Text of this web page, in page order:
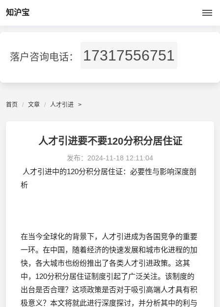
知沪宝
落户咨询电话： 17317556751
首页 文章 人才引进 >
人才引进要不要120分积分居住证
发布： 2024-11-18 12:11:04
人才引进中的120分积分居住证：必要性与影响深度剖
析
在当今全球化的背景下，人才引进成为各国竞争的重要
一环。在中国，随着经济的快速发展和城市化进程的加
快，各大城市也纷纷推出了各类人才引进政策。这其
中，120分积分居住证制度引起了广泛关注。该制度的
出台是否合理？这项政策是否对于吸引高端人才具有积
极意义？本文将就此进行深度探讨，并分析其中的利与